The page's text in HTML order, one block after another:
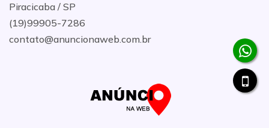
Piracicaba / SP
(19)99905-7286
contato@anuncionaweb.com.br